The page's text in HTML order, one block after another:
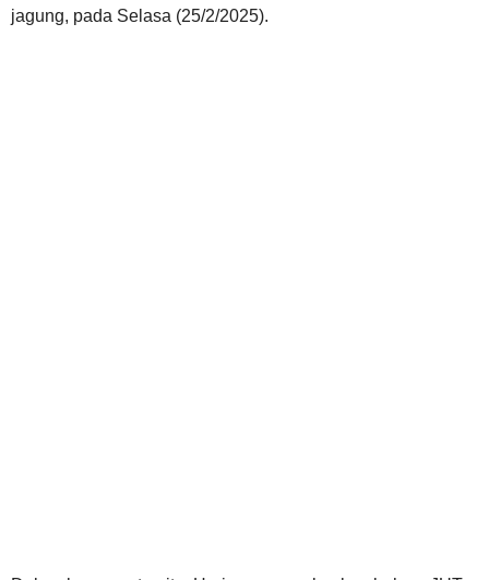
jagung, pada Selasa (25/2/2025).